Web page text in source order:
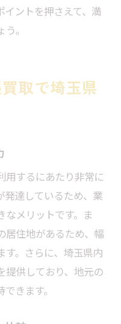
するコツ
リーをお得に売却
く売るポイント
セサリーを高く売
典を活用する方法
学ぶ高価売却
ントを押さえて、満
。
取で埼玉県
用するにあたり非常に
発達しているため、業
なメリットです。ま
居住地があるため、幅
す。さらに、埼玉県内
提供しており、地元の
きます。